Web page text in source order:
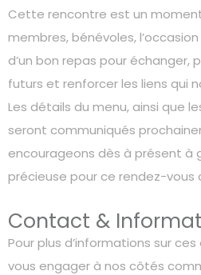
Cette rencontre est un
membres, bénévoles,
d’un bon repas pour échanger,
futurs et renforcer les liens qui
Les détails du menu, ainsi que
seront communiqués
encourageons dès à présent
précieuse pour ce rendez-vous
Contact &
Pour plus d’informations sur
vous engager à nos côtés